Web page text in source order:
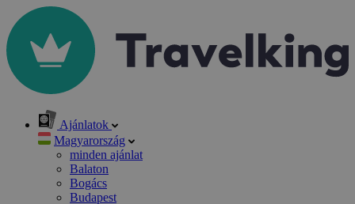
Ajánlatok
Magyarország
minden ajánlat
Balaton
Bogács
Budapest